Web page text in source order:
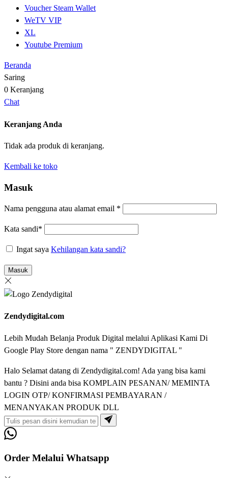
Voucher Steam Wallet
WeTV VIP
XL
Youtube Premium
Beranda
Saring
0 Keranjang
Chat
Keranjang Anda
Tidak ada produk di keranjang.
Kembali ke toko
Masuk
Nama pengguna atau alamat email *
Kata sandi*
Ingat saya Kehilangan kata sandi?
Masuk
Zendydigital.com
Lebih Mudah Belanja Produk Digital melalui Aplikasi Kami Di
Google Play Store dengan nama " ZENDYDIGITAL "
Halo Selamat datang di Zendydigital.com! Ada yang bisa kami
bantu ? Disini anda bisa KOMPLAIN PESANAN/ MEMINTA
LOGIN OTP/ KONFIRMASI PEMBAYARAN /
MENANYAKAN PRODUK DLL
Order Melalui Whatsapp